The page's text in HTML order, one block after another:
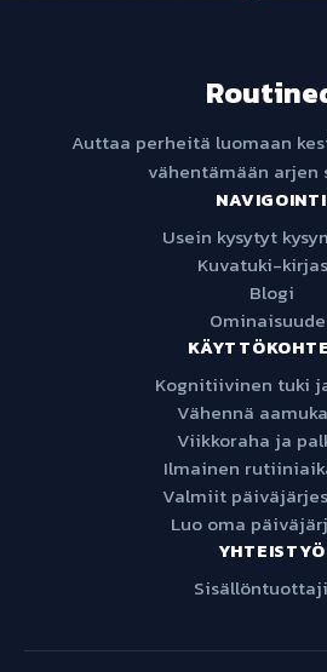
Auttaa perheitä luomaan
vähentämään arjen
NAVIGOINTI
Usein kysytyt
Kuvatuki-
Blogi
Kognitiivinen tuki
Vähennä
Viikkoraha ja
Ilmainen
Valmiit
Luo oma
YHTEISTYÖ